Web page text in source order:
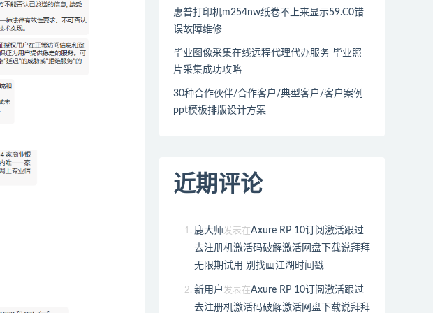
惠普打印机m254nw纸卷不上来显示59.C0错
误故障维修
毕业图像采集在线远程代理代办服务 毕业照
片采集成功攻略
30种合作伙伴/合作客户/典型客户/客户案例
ppt模板排版设计方案
近期评论
鹿大师发表在Axure RP 10订阅激活跟过
去注册机激活码破解激活网盘下载说拜拜
无限期试用 别找画江湖时间戳
新用户 发表在Axure RP 10订阅激活跟过
去注册机激活码破解激活网盘下载说拜拜